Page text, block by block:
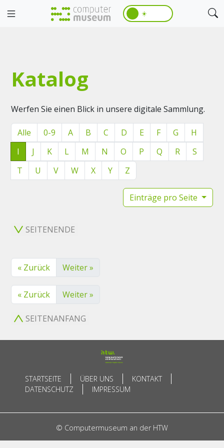
☀️
Katalog
Werfen Sie einen Blick in unsere digitale Sammlung.
Alle 0-9 A B C D E F G
H
I
J K L M N O P Q R
S
T
U V W X Y Z
Einträge pro Seite
SEITENENDE
« Zurück Weiter »
« Zurück Weiter »
SEITENANFANG
STARTSEITE ÜBER UNS
KONTAKT
DATENSCHUTZ
IMPRESSUM
© Computermuseum an der HTW